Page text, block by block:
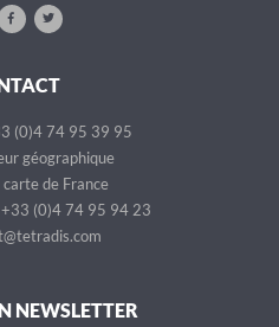
(0)4 74 95 39 95
géographique
carte de France
(0)4 74 95 94 23
NEWSLETTER